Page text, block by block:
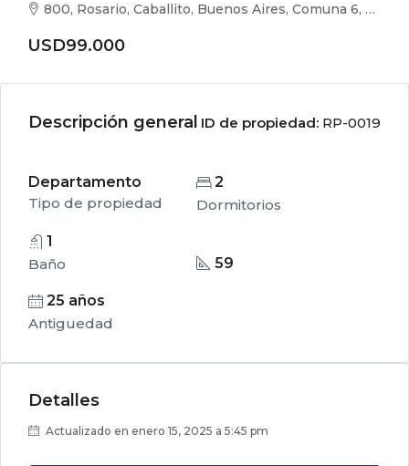
800, Rosario, Caballito, Buenos Aires, Comuna 6, Ciudad Autónoma de Buenos Aires, C1424CEV, Argentina
USD99.000
Descripción general ID de propiedad: RP-0019
Departamento
Tipo de propiedad
2
Dormitorios
1
Baño
59
25 años
Antiguedad
Detalles
Actualizado en enero 15, 2025 a 5:45 pm